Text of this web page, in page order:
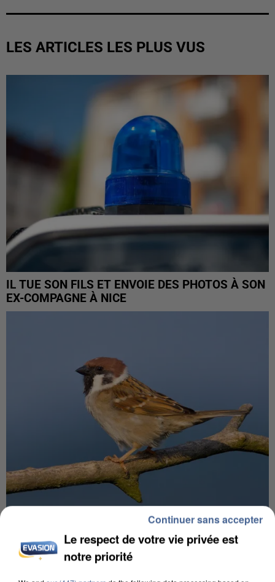
LES ARTICLES LES PLUS VUS
IL TUE SON FILS ET ENVOIE DES PHOTOS À SON
EX-COMPAGNE À NICE
APRÈS TOUTES CES CANICULES, LES REFUGES
DE FAUNE SAUVAGE SONT...
Le respect de votre vie privée est
notre priorité
Continuer sans accepter